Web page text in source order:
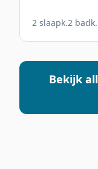
2 slaapk.2 badk.
Bekijk